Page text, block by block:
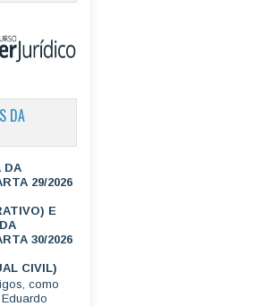
DA
DA
29/2026
E
30/2026
CIVIL)
como